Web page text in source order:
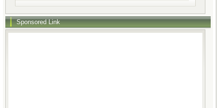
Sponsored Link